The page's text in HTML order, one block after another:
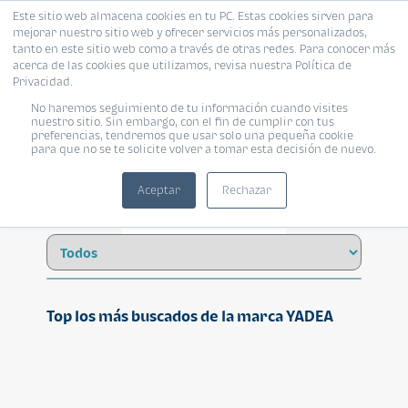
Este sitio web almacena cookies en tu PC. Estas cookies sirven para
mejorar nuestro sitio web y ofrecer servicios más personalizados,
tanto en este sitio web como a través de otras redes. Para conocer más
acerca de las cookies que utilizamos, revisa nuestra Política de
Privacidad.
No haremos seguimiento de tu información cuando visites
nuestro sitio. Sin embargo, con el fin de cumplir con tus
preferencias, tendremos que usar solo una pequeña cookie
para que no se te solicite volver a tomar esta decisión de nuevo.
Aceptar Rechazar
YADEA
Top los más buscados de la marca YADEA